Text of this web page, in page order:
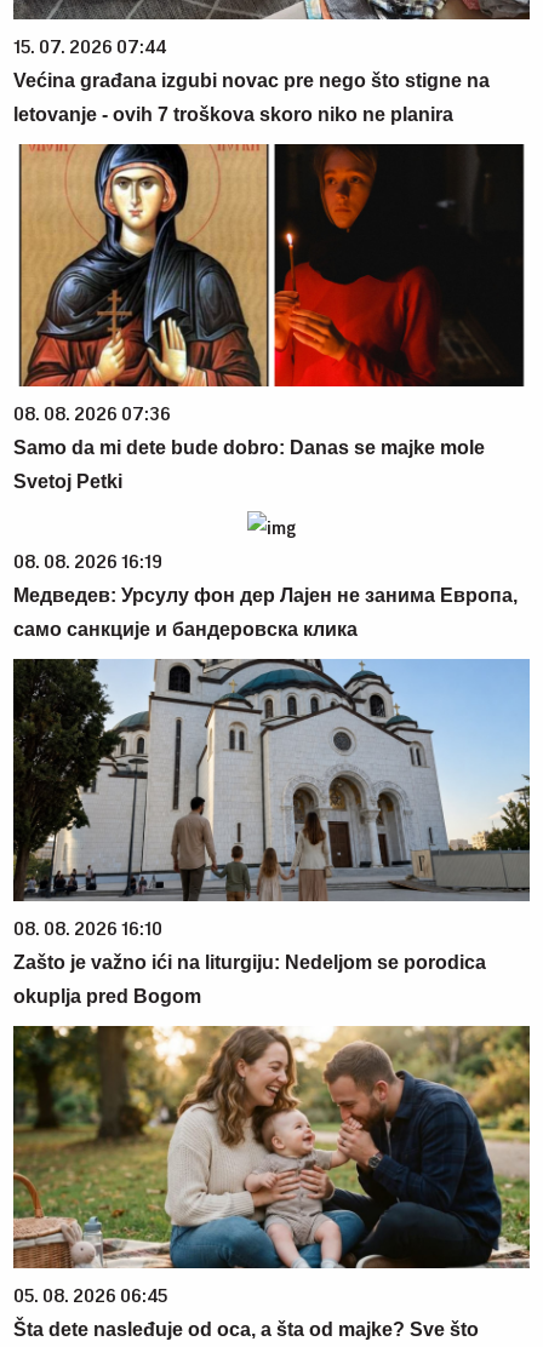
15. 07. 2026 07:44
Većina građana izgubi novac pre nego što stigne na
letovanje - ovih 7 troškova skoro niko ne planira
08. 08. 2026 07:36
Samo da mi dete bude dobro: Danas se majke mole
Svetoj Petki
08. 08. 2026 16:19
Медведев: Урсулу фон дер Лајен не занима Европа,
само санкције и бандеровска клика
08. 08. 2026 16:10
Zašto je važno ići na liturgiju: Nedeljom se porodica
okuplja pred Bogom
05. 08. 2026 06:45
Šta dete nasleđuje od oca, a šta od majke? Sve što